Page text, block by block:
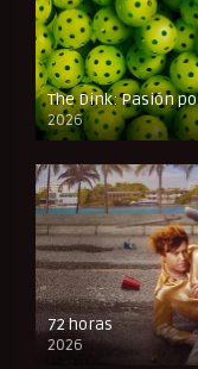
The Dink: Pasión
2026
FULL HD
72 horas
2026
FULL HD